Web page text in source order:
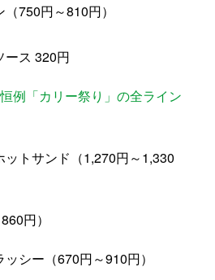
750円～810円）
ス 320円
例「カリー祭り」の全ライン
ットサンド（1,270円～1,330
円）
シー（670円～910円）